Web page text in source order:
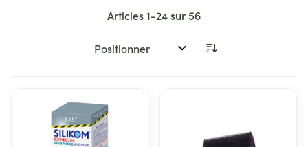
Articles1-24sur56
Trier par: